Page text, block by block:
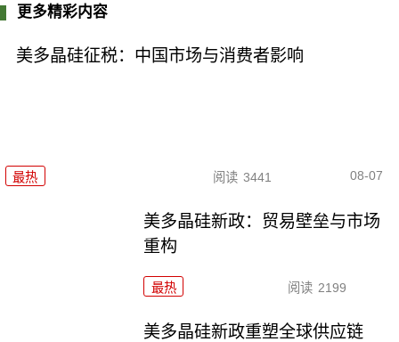
更多精彩内容
美多晶硅征税：中国市场与消费者影响
最热 阅读 3441 08-07
美多晶硅新政：贸易壁垒与市场
重构
最热 阅读 2199
美多晶硅新政重塑全球供应链